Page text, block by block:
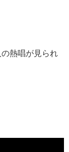
熱唱が見られ